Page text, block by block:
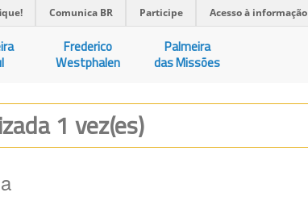
Comunica BR Participe Acesso à informação
Frederico
Westphalen
Palmeira
das Missões
1 vez(es)